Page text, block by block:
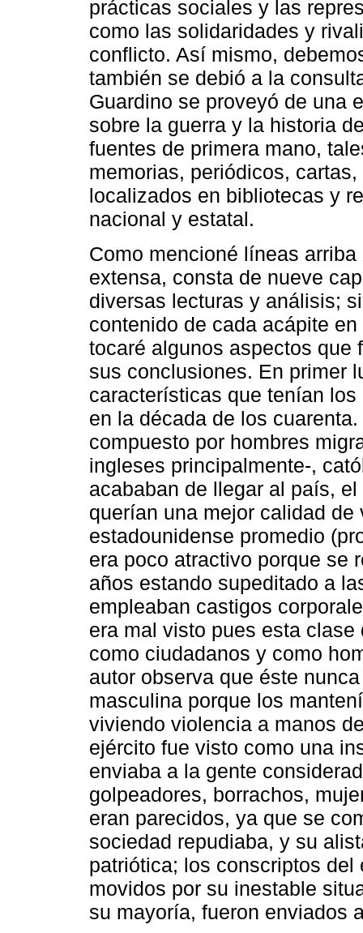
prácticas sociales y las
como las solidaridades y
conflicto. Así mismo,
también se debió a la
Guardino se proveyó de una
sobre la guerra y la historia
fuentes de primera mano,
memorias, periódicos,
localizados en bibliotecas y
nacional y estatal.
Como mencioné líneas arriba
extensa, consta de nueve
diversas lecturas y análisis;
contenido de cada acápite
tocaré algunos aspectos que
sus conclusiones. En primer
características que tenían
en la década de los
compuesto por hombres
ingleses principalmente-,
acababan de llegar al país,
querían una mejor calidad
estadounidense promedio
era poco atractivo porque se
años estando supeditado a
empleaban castigos
era mal visto pues esta
como ciudadanos y como
autor observa que éste
masculina porque los
viviendo violencia a manos
ejército fue visto como una
enviaba a la gente
golpeadores, borrachos,
eran parecidos, ya que se
sociedad repudiaba, y su
patriótica; los conscriptos
movidos por su inestable
su mayoría, fueron enviados